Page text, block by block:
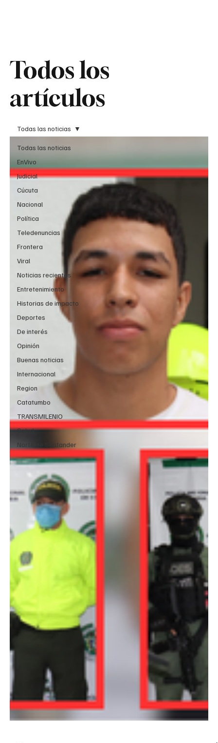
Todos los
artículos
Todos los
artículos
Todas las noticias
EnVivo
Judicial
Cúcuta
Nacional
Política
Teledenuncias
Frontera
Viral
Noticias recientes
Entretenimiento
Historias de impacto
Deportes
De interés
Opinión
Buenas noticias
Internacional
Region
Catatumbo
TRANSMILENIO
Salud
Norte de Santander
Todas las noticias